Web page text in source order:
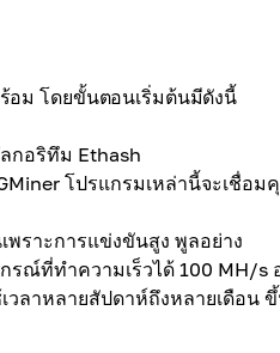
อม โดยขั้นตอนเริ่มต้นมีดังนี้
กอริทึม Ethash
โปรแกรมเหล่านี้จะเชื่อม
ราะการแข่งขันสูง พูลอย่าง
รณ์ที่ทำความเร็วได้ 100 MH/s
วลาหลายสัปดาห์ถึงหลายเดือน